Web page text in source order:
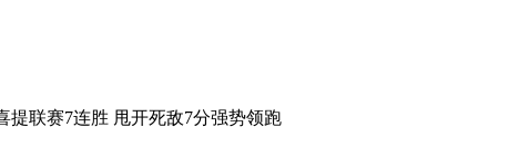
提联赛7连胜 甩开死敌7分强势领跑